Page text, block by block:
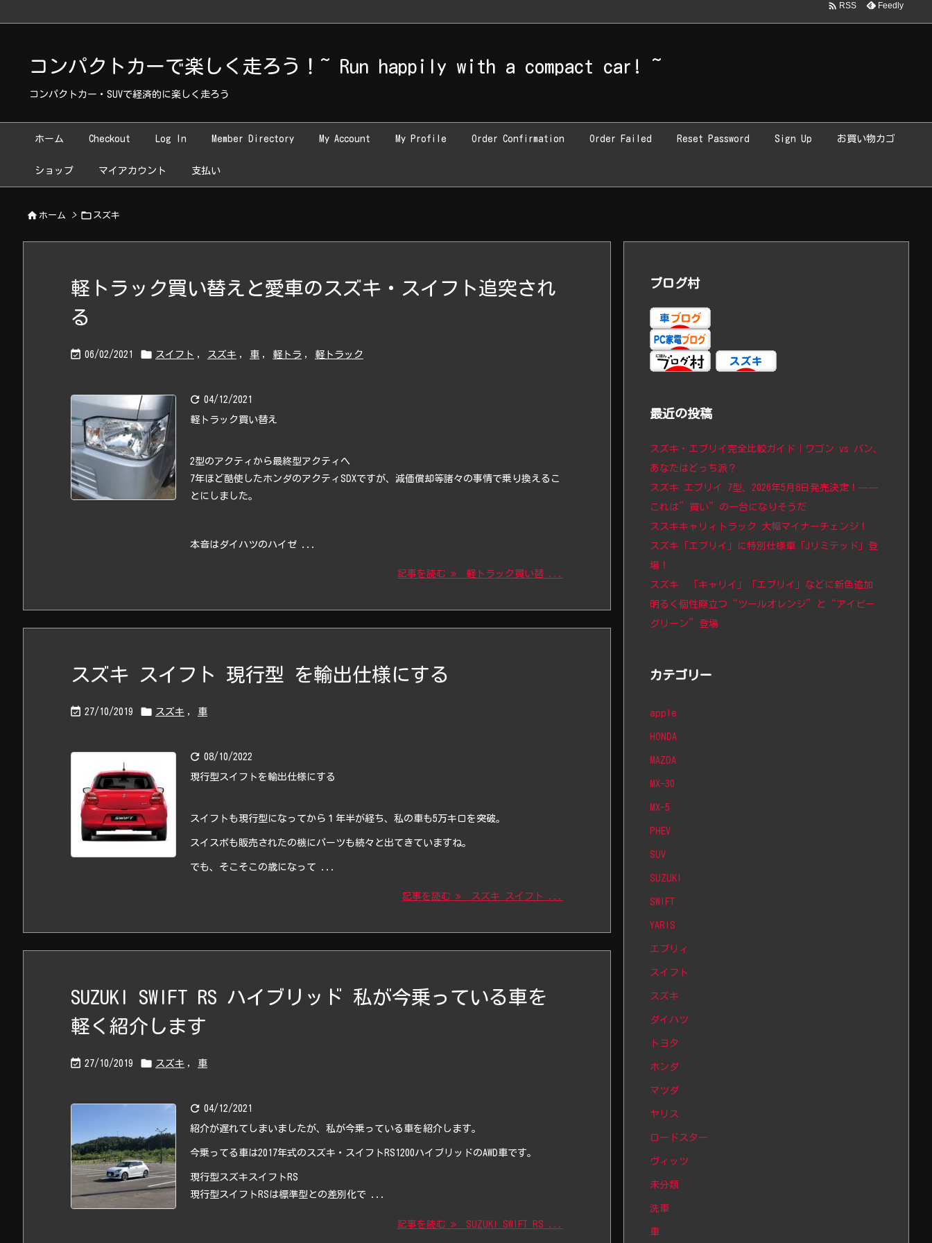
コンパクトカーで楽しく走ろう！~ Run happily with a compact car! ~
コンパクトカー・SUVで経済的に楽しく走ろう
ホーム Checkout Log In Member Directory My Account My Profile Order Confirmation Order Failed Reset Password Sign Up お買い物カゴ
ショップ マイアカウント 支払い
 RSS Feedly
 ホーム >  スズキ
軽トラック買い替えと愛車のスズキ・スイフト追突され
る
 06/02/2021  スイフト , スズキ , 車 , 軽トラ , 軽トラック
 04/12/2021
軽トラック買い替え
2型のアクティから最終型アクティへ
7年ほど酷使したホンダのアクティSDXですが、減価償却等諸々の事情で乗り換えるこ
とにしました。
本音はダイハツのハイゼ ...
記事を読む 軽トラック買い替 ...
スズキ スイフト 現行型 を輸出仕様にする
 27/10/2019  スズキ , 車
 08/10/2022
現行型スイフトを輸出仕様にする
スイフトも現行型になってから１年半が経ち、私の車も5万キロを突破。
スイスポも販売されたの機にパーツも続々と出てきていますね。
でも、そこそこの歳になって ...
記事を読む スズキ スイフト ...
SUZUKI SWIFT RS ハイブリッド 私が今乗っている車を
軽く紹介します
 27/10/2019  スズキ , 車
 04/12/2021
紹介が遅れてしまいましたが、私が今乗っている車を紹介します。
今乗ってる車は2017年式のスズキ・スイフトRS1200ハイブリッドのAWD車です。
現行型スズキスイフトRS
現行型スイフトRSは標準型との差別化で ...
記事を読む SUZUKI SWIFT RS ...
ブログ村
最近の投稿
スズキ・エブリイ完全比較ガイド｜ワゴン vs バン、
あなたはどっち派？
スズキ エブリイ 7型、2026年5月8日発売決定！——
これは”買い”の一台になりそうだ
ススキキャリィトラック 大幅マイナーチェンジ！
スズキ「エブリイ」に特別仕様車「Jリミテッド」登
場！
スズキ 「キャリイ」「エブリイ」などに新色追加
明るく個性際立つ“ツールオレンジ”と“アイビー
グリーン”登場
カテゴリー
apple
HONDA
MAZDA
MX-30
MX-5
PHEV
SUV
SUZUKI
SWIFT
YARIS
エブリィ
スイフト
スズキ
ダイハツ
トヨタ
ホンダ
マツダ
ヤリス
ロードスター
ヴィッツ
未分類
洗車
車